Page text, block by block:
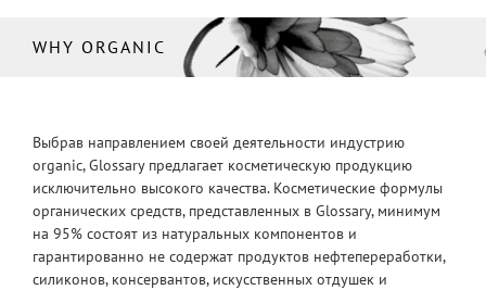
WHY ORGANIC
Выбрав направлением своей деятельности индустрию
organic, Glossary предлагает косметическую продукцию
исключительно высокого качества. Косметические формулы
органических средств, представленных в Glossary, минимум
на 95% состоят из натуральных компонентов и
гарантированно не содержат продуктов нефтепереработки,
силиконов, консервантов, искусственных отдушек и